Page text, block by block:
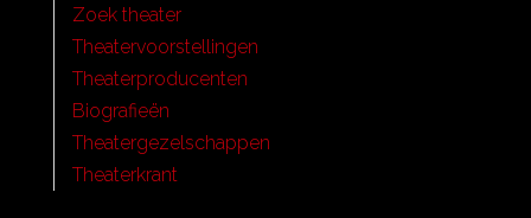
Zoek theater
Theatervoorstellingen
Theaterproducenten
Biografieën
Theatergezelschappen
Theaterkrant